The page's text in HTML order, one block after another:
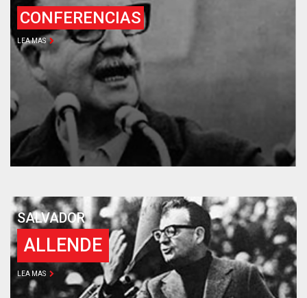
CONFERENCIAS
LEA MAS
SALVADOR
ALLENDE
LEA MAS